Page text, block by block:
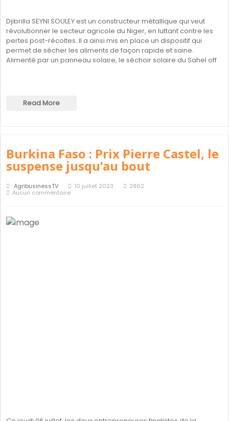
Djibrilla SEYNI SOULEY est un constructeur métallique qui veut
révolutionner le secteur agricole du Niger, en luttant contre les
pertes post-récoltes. Il a ainsi mis en place un dispositif qui
permet de sécher les aliments de façon rapide et saine.
Alimenté par un panneau solaire, le séchoir solaire du Sahel off
Read More
Burkina Faso : Prix Pierre Castel, le
suspense jusqu’au bout
AgribusinessTV 10 juillet 2023
2862
Aucun commentaire